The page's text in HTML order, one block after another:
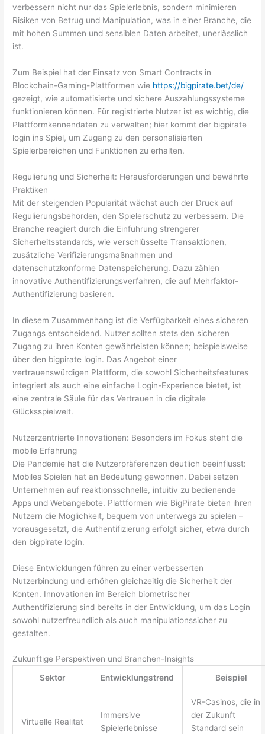
verbessern nicht nur das Spielerlebnis, sondern minimieren
Risiken von Betrug und Manipulation, was in einer Branche, die
mit hohen Summen und sensiblen Daten arbeitet, unerlässlich
ist.
Zum Beispiel hat der Einsatz von Smart Contracts in
Blockchain-Gaming-Plattformen wie https://bigpirate.bet/de/
gezeigt, wie automatisierte und sichere Auszahlungssysteme
funktionieren können. Für registrierte Nutzer ist es wichtig, die
Plattformkennendaten zu verwalten; hier kommt der bigpirate
login ins Spiel, um Zugang zu den personalisierten
Spielerbereichen und Funktionen zu erhalten.
Regulierung und Sicherheit: Herausforderungen und bewährte
Praktiken
Mit der steigenden Popularität wächst auch der Druck auf
Regulierungsbehörden, den Spielerschutz zu verbessern. Die
Branche reagiert durch die Einführung strengerer
Sicherheitsstandards, wie verschlüsselte Transaktionen,
zusätzliche Verifizierungsmaßnahmen und
datenschutzkonforme Datenspeicherung. Dazu zählen
innovative Authentifizierungsverfahren, die auf Mehrfaktor-
Authentifizierung basieren.
In diesem Zusammenhang ist die Verfügbarkeit eines sicheren
Zugangs entscheidend. Nutzer sollten stets den sicheren
Zugang zu ihren Konten gewährleisten können; beispielsweise
über den bigpirate login. Das Angebot einer
vertrauenswürdigen Plattform, die sowohl Sicherheitsfeatures
integriert als auch eine einfache Login-Experience bietet, ist
eine zentrale Säule für das Vertrauen in die digitale
Glücksspielwelt.
Nutzerzentrierte Innovationen: Besonders im Fokus steht die
mobile Erfahrung
Die Pandemie hat die Nutzerpräferenzen deutlich beeinflusst:
Mobiles Spielen hat an Bedeutung gewonnen. Dabei setzen
Unternehmen auf reaktionsschnelle, intuitiv zu bedienende
Apps und Webangebote. Plattformen wie BigPirate bieten ihren
Nutzern die Möglichkeit, bequem von unterwegs zu spielen –
vorausgesetzt, die Authentifizierung erfolgt sicher, etwa durch
den bigpirate login.
Diese Entwicklungen führen zu einer verbesserten
Nutzerbindung und erhöhen gleichzeitig die Sicherheit der
Konten. Innovationen im Bereich biometrischer
Authentifizierung sind bereits in der Entwicklung, um das Login
sowohl nutzerfreundlich als auch manipulationssicher zu
gestalten.
Zukünftige Perspektiven und Branchen-Insights
Sektor
Entwicklungstrend Beispiel
Virtuelle Realität
Immersive
Spielerlebnisse
VR-Casinos, die in
der Zukunft
Standard sein